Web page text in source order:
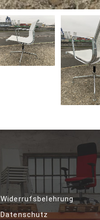
Widerrufsbelehrung
Datenschutz